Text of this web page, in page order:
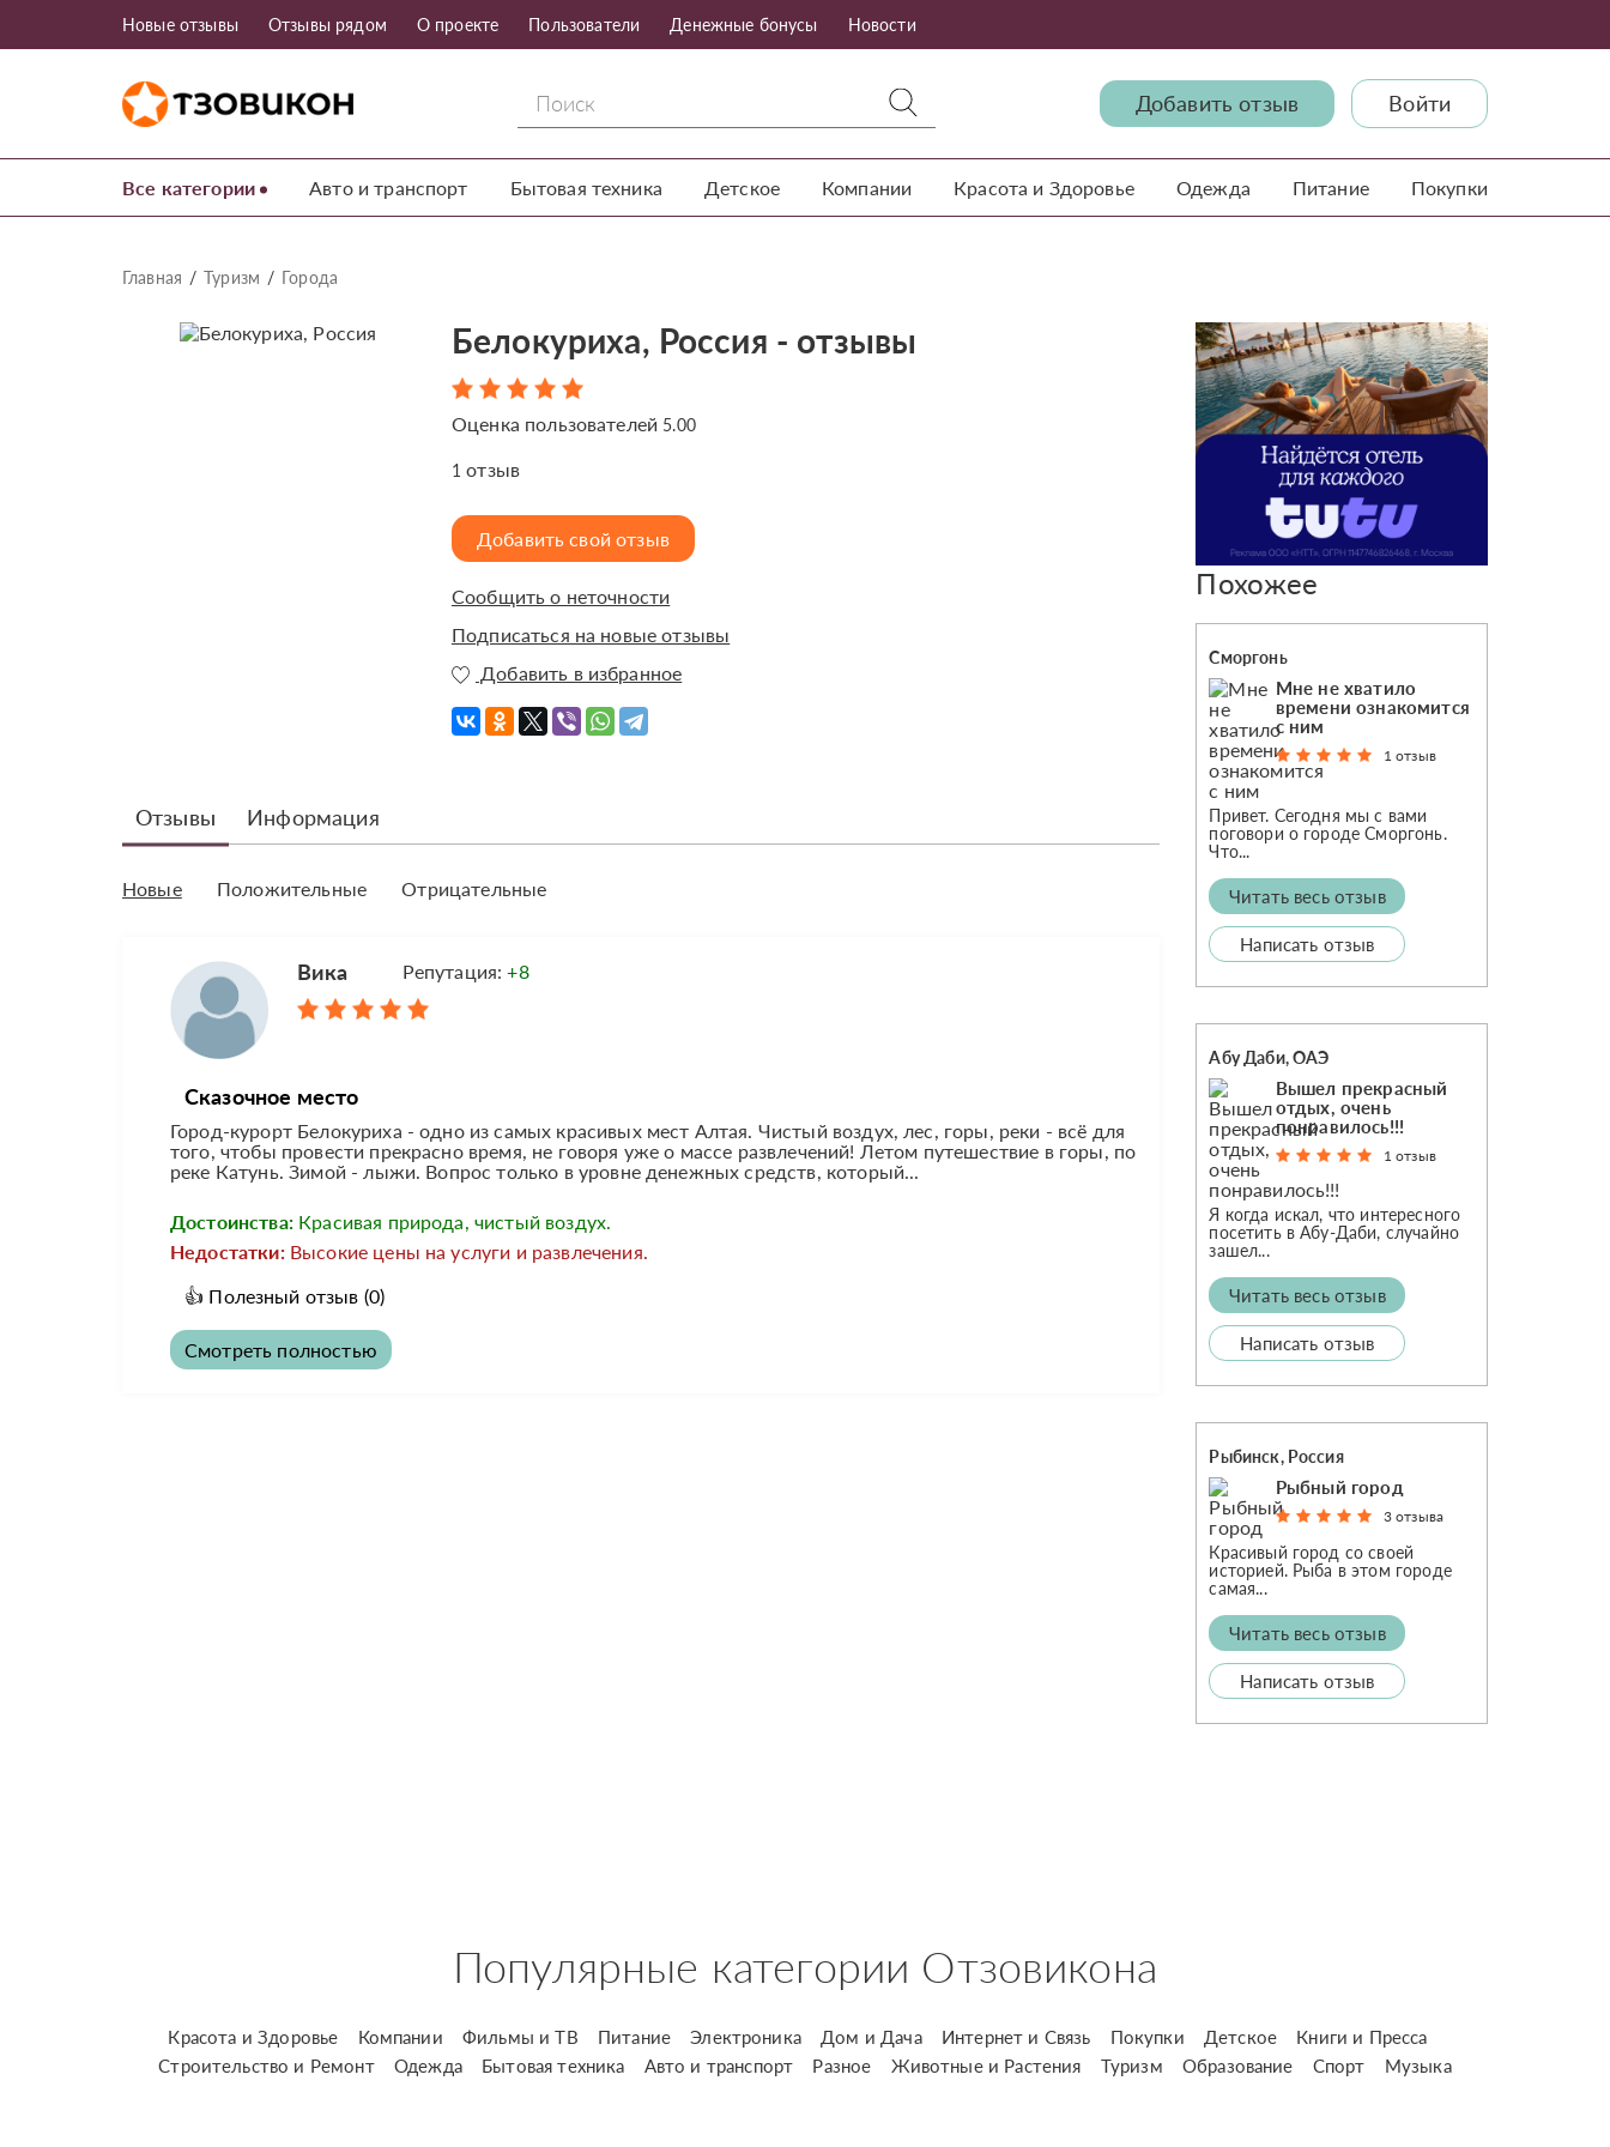
Новые отзывы Отзывы рядом О проекте Пользователи Денежные бонусы Новости
Добавить отзыв Войти
Все категории Авто и транспорт Бытовая техника Детское Компании Красота и Здоровье Одежда Питание Покупки
Главная Туризм Города
Белокуриха, Россия - отзывы
Оценка пользователей 5.00
1 отзыв
Добавить свой отзыв
Сообщить о неточности
Подписаться на новые отзывы
Добавить в избранное
Отзывы Информация
Новые Положительные Отрицательные
Вика Репутация:+8
Сказочное место
Город-курорт Белокуриха - одно из самых красивых мест Алтая. Чистый воздух, лес, горы, реки - всё для
того, чтобы провести прекрасно время, не говоря уже о массе развлечений! Летом путешествие в горы, по
реке Катунь. Зимой - лыжи. Вопрос только в уровне денежных средств, который...
Достоинства: Красивая природа, чистый воздух.
Недостатки: Высокие цены на услуги и развлечения.
👍 Полезный отзыв (0)
Смотреть полностью
Похожее
Сморгонь
Мне не хватило
времени ознакомится
с ним
1 отзыв
Привет. Сегодня мы с вами
поговори о городе Сморгонь.
Что...
Читать весь отзыв
Написать отзыв
Абу Даби, ОАЭ
Вышел прекрасный
отдых, очень
понравилось!!!
1 отзыв
Я когда искал, что интересного
посетить в Абу-Даби, случайно
зашел...
Читать весь отзыв
Написать отзыв
Рыбинск, Россия
Рыбный город
3 отзыва
Красивый город со своей
историей. Рыба в этом городе
самая...
Читать весь отзыв
Написать отзыв
Популярные категории Отзовикона
Красота и Здоровье Компании Фильмы и ТВ Питание Электроника Дом и Дача Интернет и Связь Покупки Детское
Книги и Пресса
Строительство и Ремонт
Одежда Бытовая техника Авто и транспорт Разное Животные и Растения Туризм Образование Спорт Музыка